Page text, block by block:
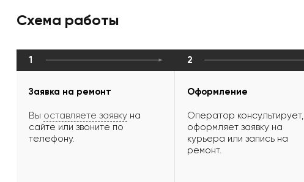
Схема работы
1
Заявка на ремонт
Вы оставляете заявку на
сайте или звоните по
телефону.
2
Оформление
Оператор консультирует,
оформляет заявку на
курьера или запись на
ремонт.